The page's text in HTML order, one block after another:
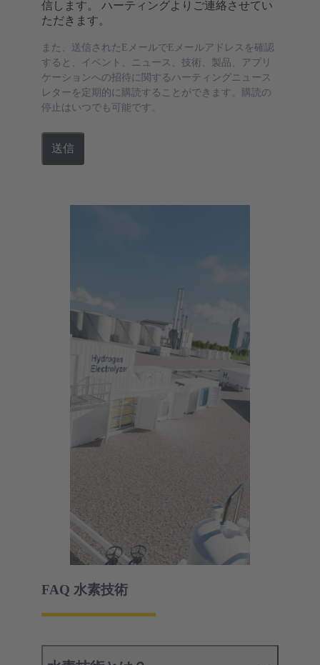
信します。 ハーティングよりご連絡させてい
ただきます。
また、送信されたEメールでEメールアドレスを確認
すると、イベント、ニュース、技術、製品、アプリ
ケーションへの招待に関するハーティングニュース
レターを定期的に購読することができます。購読の
停止はいつでも可能です。
送信
FAQ 水素技術